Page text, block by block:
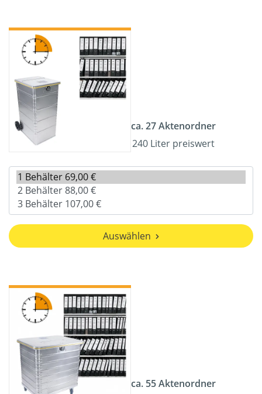
ca. 27 Aktenordner
240 Liter preiswert
Auswählen
ca. 55 Aktenordner